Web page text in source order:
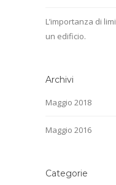
L’importanza di
un edificio.
Archivi
Maggio 2018
Maggio 2016
Categorie